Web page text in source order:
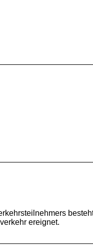
ereignet.